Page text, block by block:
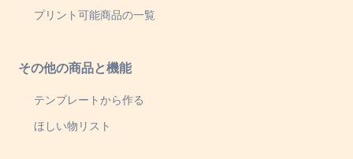
プリント可能商品の一覧
その他の商品と機能
テンプレートから作る
ほしい物リスト